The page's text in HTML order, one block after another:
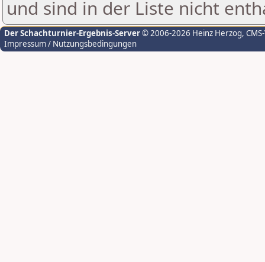
und sind in der Liste nicht
Der Schachturnier-Ergebnis-Server© 2006-2026 Heinz Herzog,
Impressum / Nutzungsbedingungen